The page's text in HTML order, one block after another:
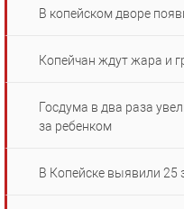
В копейском дворе
Копейчан ждут жара и
Госдума в два раза
за ребенком
В Копейске выявили 25